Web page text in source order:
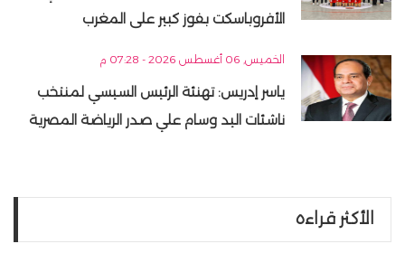
الأفروباسكت بفوز كبير على المغرب
الخميس, 06 أغسطس 2026 - 07:28 م
ياسر إدريس: تهنئة الرئيس السيسي لمنتخب
ناشئات اليد وسام علي صدر الرياضة المصرية
الأكثر قراءه